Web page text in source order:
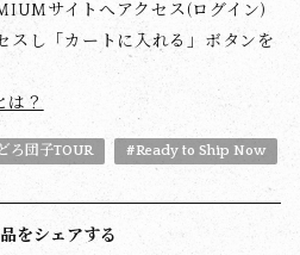
サイトへアクセス(ログイン)
スし「カートに入れる」ボタンを
？
ろ団子TOUR #Ready to Ship Now
をシェアする